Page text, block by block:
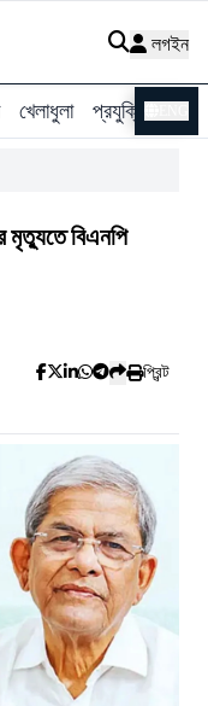
লগইন
খেলাধুলা প্রযুক্তি
মৃত্যুতে বিএনপি
প্রিন্ট